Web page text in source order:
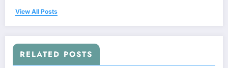
View All Posts
RELATED POSTS